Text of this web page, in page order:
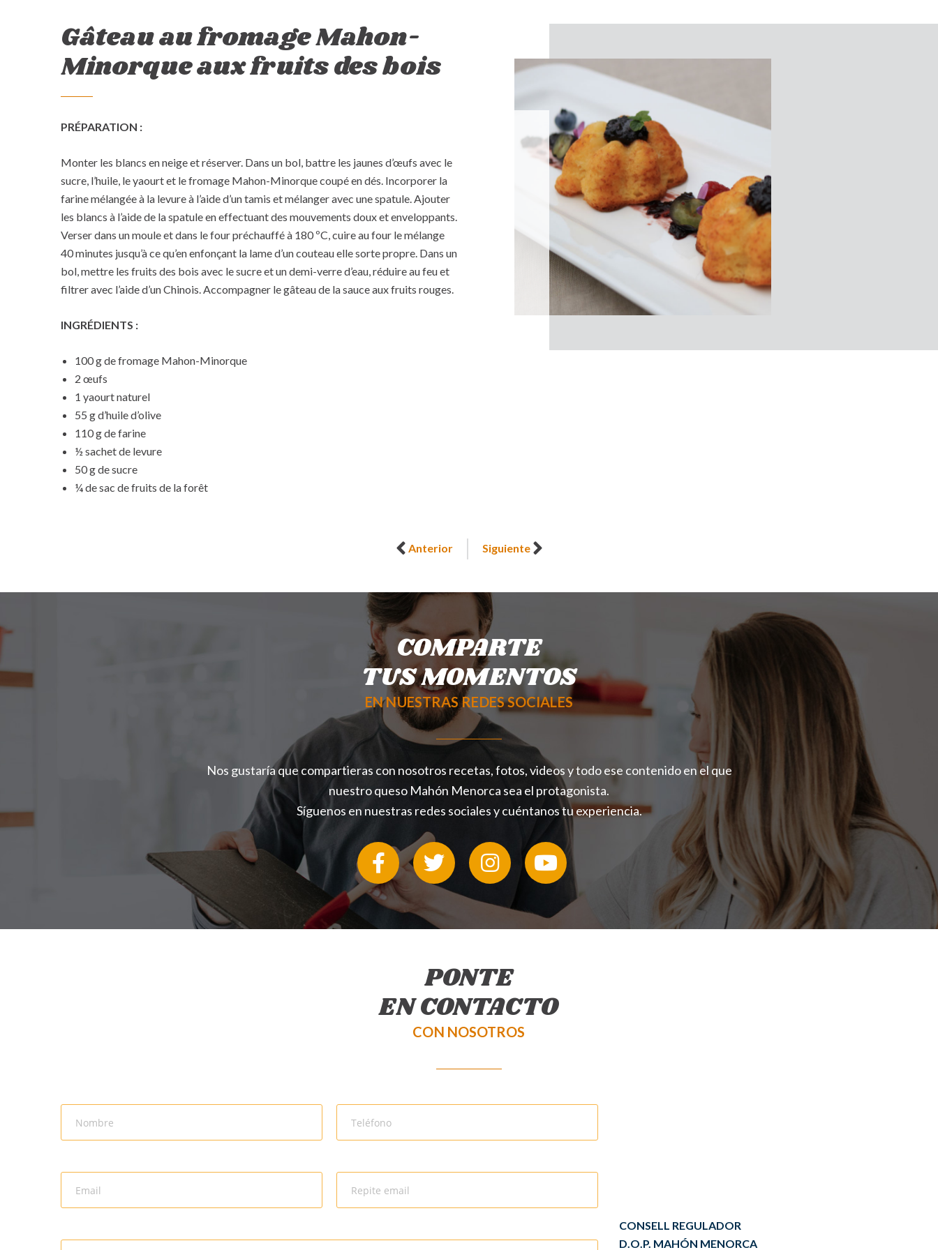
Gâteau au fromage Mahon-
Minorque aux fruits des bois
PRÉPARATION :
Monter les blancs en neige et réserver. Dans un bol, battre les jaunes d’œufs avec le
sucre, l’huile, le yaourt et le fromage Mahon-Minorque coupé en dés. Incorporer la
farine mélangée à la levure à l’aide d’un tamis et mélanger avec une spatule. Ajouter
les blancs à l’aide de la spatule en effectuant des mouvements doux et enveloppants.
Verser dans un moule et dans le four préchauffé à 180 ºC, cuire au four le mélange
40 minutes jusqu’à ce qu’en enfonçant la lame d’un couteau elle sorte propre. Dans un
bol, mettre les fruits des bois avec le sucre et un demi-verre d’eau, réduire au feu et
filtrer avec l’aide d’un Chinois. Accompagner le gâteau de la sauce aux fruits rouges.
INGRÉDIENTS :
100 g de fromage Mahon-Minorque
2 œufs
1 yaourt naturel
55 g d’huile d’olive
110 g de farine
½ sachet de levure
50 g de sucre
¼ de sac de fruits de la forêt
Anterior Siguiente
COMPARTE
TUS MOMENTOS
EN NUESTRAS REDES SOCIALES
Nos gustaría que compartieras con nosotros recetas, fotos, videos y todo ese contenido en el que
nuestro queso Mahón Menorca sea el protagonista.
Síguenos en nuestras redes sociales y cuéntanos tu experiencia.
PONTE
EN CONTACTO
CON NOSOTROS
CONSELL REGULADOR
D.O.P. MAHÓN MENORCA